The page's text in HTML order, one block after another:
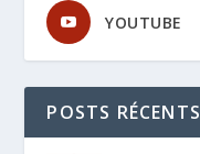
YOUTUBE
POSTS RÉCENTS